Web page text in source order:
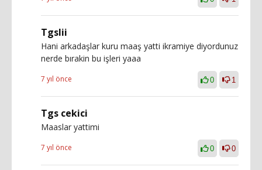
Tgslii
Hani arkadaşlar kuru maaş yatti ikramiye diyordunuz
nerde bırakin bu işleri yaaa
7 yıl önce 0 1
Tgs cekici
Maaslar yattimi
7 yıl önce 0 0